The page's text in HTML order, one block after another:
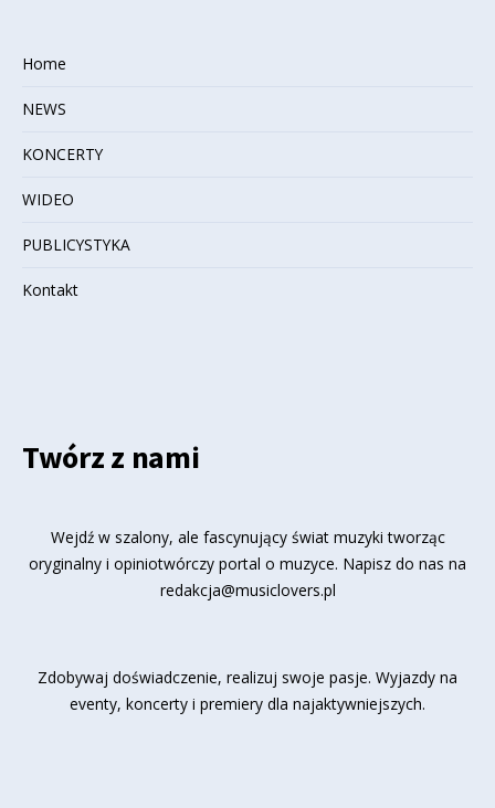
Home
NEWS
KONCERTY
WIDEO
PUBLICYSTYKA
Kontakt
Twórz z nami
Wejdź w szalony, ale fascynujący świat muzyki tworząc
oryginalny i opiniotwórczy portal o muzyce. Napisz do nas na
redakcja@musiclovers.pl
Zdobywaj doświadczenie, realizuj swoje pasje. Wyjazdy na
eventy, koncerty i premiery dla najaktywniejszych.